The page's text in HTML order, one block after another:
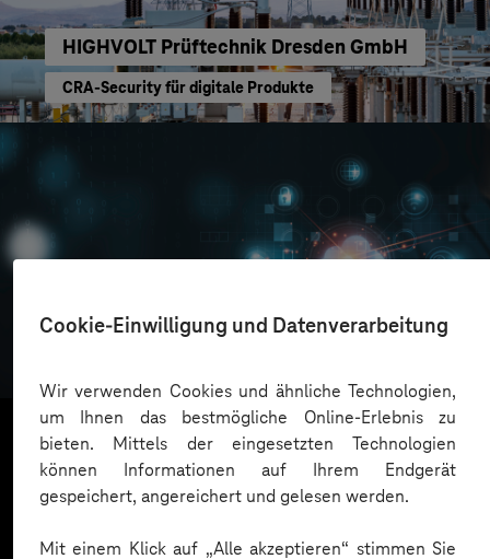
Cookie-Einwilligung und Datenverarbeitung
Wir verwenden Cookies und ähnliche Technologien,
um Ihnen das bestmögliche Online-Erlebnis zu
bieten. Mittels der eingesetzten Technologien
können Informationen auf Ihrem Endgerät
gespeichert, angereichert und gelesen werden.
Mit einem Klick auf „Alle akzeptieren“ stimmen Sie
HIGHVOLT Prüftechnik Dresden GmbH
CRA-Security für digitale Produkte
Oskar Frech
Mehr laden